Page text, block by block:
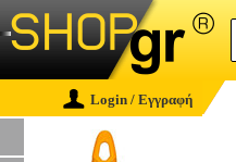
Login / Εγγραφή